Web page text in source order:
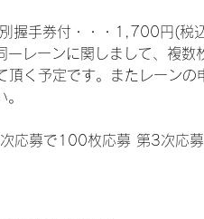
握手券付・・・1,700円(税
レーンに関しまして、複
く予定です。またレーン
応募で100枚応募 第3次応